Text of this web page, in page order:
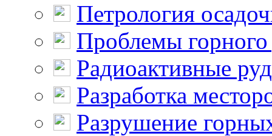
Петрология
Проблемы горного
Радиоактивные
Разработка
Разрушение